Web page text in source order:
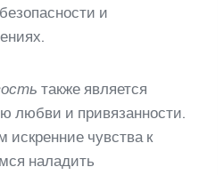
и
также является
любви и привязанности.
чувства к
наладить